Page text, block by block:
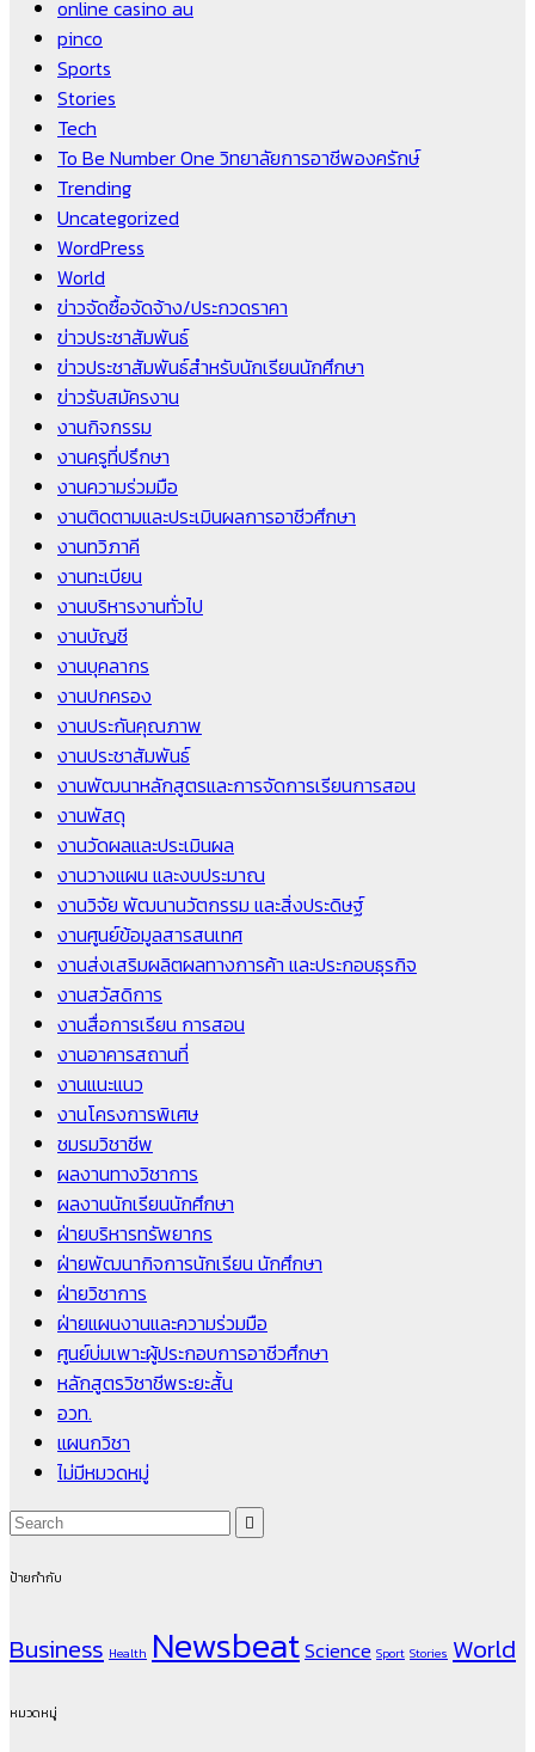
online casino au
pinco
Sports
Stories
Tech
To Be Number One วิทยาลัยการอาชีพองครักษ์
Trending
Uncategorized
WordPress
World
ข่าวจัดซื้อจัดจ้าง/ประกวดราคา
ข่าวประชาสัมพันธ์
ข่าวประชาสัมพันธ์สำหรับนักเรียนนักศึกษา
ข่าวรับสมัครงาน
งานกิจกรรม
งานครูที่ปรึกษา
งานความร่วมมือ
งานติดตามและประเมินผลการอาชีวศึกษา
งานทวิภาคี
งานทะเบียน
งานบริหารงานทั่วไป
งานบัญชี
งานบุคลากร
งานปกครอง
งานประกันคุณภาพ
งานประชาสัมพันธ์
งานพัฒนาหลักสูตรและการจัดการเรียนการสอน
งานพัสดุ
งานวัดผลและประเมินผล
งานวางแผน และงบประมาณ
งานวิจัย พัฒนานวัตกรรม และสิ่งประดิษฐ์
งานศูนย์ข้อมูลสารสนเทศ
งานส่งเสริมผลิตผลทางการค้า และประกอบธุรกิจ
งานสวัสดิการ
งานสื่อการเรียน การสอน
งานอาคารสถานที่
งานแนะแนว
งานโครงการพิเศษ
ชมรมวิชาชีพ
ผลงานทางวิชาการ
ผลงานนักเรียนนักศึกษา
ฝ่ายบริหารทรัพยากร
ฝ่ายพัฒนากิจการนักเรียน นักศึกษา
ฝ่ายวิชาการ
ฝ่ายแผนงานและความร่วมมือ
ศูนย์บ่มเพาะผู้ประกอบการอาชีวศึกษา
หลักสูตรวิชาชีพระยะสั้น
อวท.
แผนกวิชา
ไม่มีหมวดหมู่
ป้ายกำกับ
Business Health NewsbeatScience Sport Stories World
หมวดหมู่